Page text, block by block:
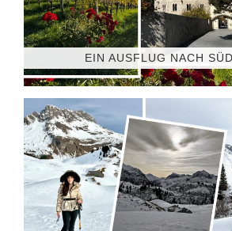
EIN AUSFLUG NACH